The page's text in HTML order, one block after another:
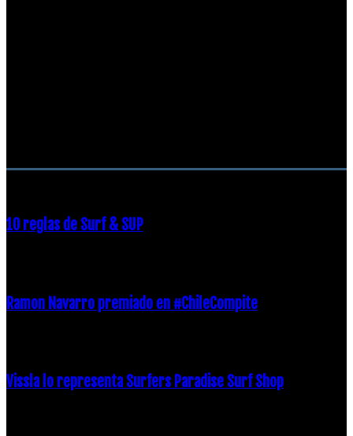
10 reglas de Surf & SUP
Ramon Navarro premiado en #ChileCompite
Vissla lo representa Surfers Paradise Surf Shop